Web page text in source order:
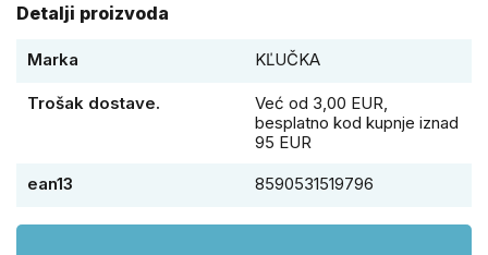
Detalji proizvoda
Marka KĽUČKA
Trošak dostave.
Već od 3,00 EUR,
besplatno kod kupnje iznad
95 EUR
ean13
8590531519796